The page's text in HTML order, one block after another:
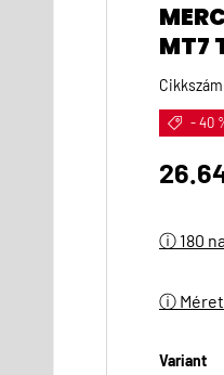
MT7
- 40
ⓘ 180
ⓘ
Variant